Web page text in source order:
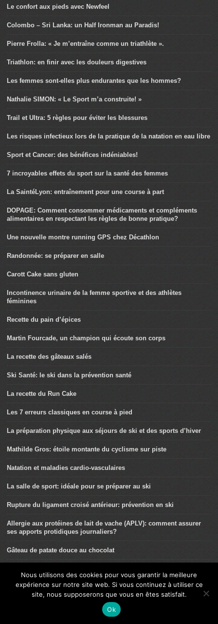
Le confort aux pieds avec Newfeel
Colombo – Sri Lanka: un Half Ironman au Paradis!
Pierre Frolla: « Je m’entraîne comme un triathlète ».
Triathlon: en finir avec les douleurs digestives
Les femmes sont-elles plus endurantes que les hommes?
Nathalie SIMON: « Le Sport m’a construite! »
Trail et Ultra: 5 règles pour éviter les blessures
Les risques infectieux lors de la pratique de la natation en eau libre
Sport et Cancer: des bénéfices indéniables!
7 incroyables effets du sport sur la santé des femmes
La SaintéLyon: entraînement pour une course à part
DOPAGE: Comment consommer médicaments et compléments
alimentaires en respectant les règles de bonne pratique?
Une nouvelle montre running GPS chez Décathlon
Randonnée: se préparer en salle
Carott Cake sans gluten
Incontinence urinaire de la femme sportive et des athlètes
féminines
Recette du pain d’épices
Martin Fourcade, un champion qui écoute son corps
La recette des gâteaux salés
Ski Santé: le ski dans la prévention santé
La recette du Run Cake
Les 7 erreurs classiques en course à pied
La préparation physique aux séjours de ski et des sports d’hiver
Mathilde Gros: étoile montante du cyclisme sur piste
Natation et maladies cardio-vasculaires
La salle de sport: idéale pour se préparer au ski
Rupture du ligament croisé antérieur: prévention en ski
Allergie aux protéines de lait de vache (APLV): comment assurer
ses apports protidiques journaliers?
Gâteau de patate douce au chocolat
Le crumble aux poires
Spécificité de la pratique ski santé chez le sénior
Nous utilisons des cookies pour vous garantir la meilleure
expérience sur notre site web. Si vous continuez à utiliser ce
site, nous supposerons que vous en êtes satisfait.
Ok